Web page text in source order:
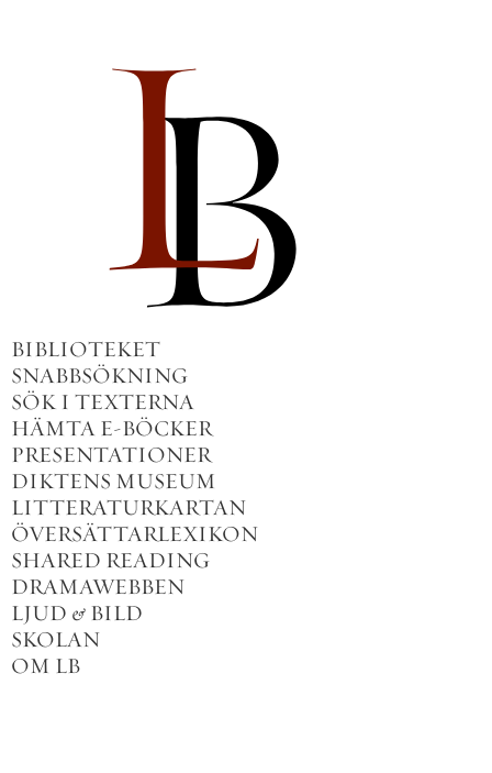
BIBLIOTEKET
SNABBSÖKNING
SÖK I TEXTERNA
HÄMTA E-BÖCKER
PRESENTATIONER
DIKTENS MUSEUM
LITTERATURKARTAN
ÖVERSÄTTARLEXIKON
SHARED READING
DRAMAWEBBEN
LJUD & BILD
SKOLAN
OM LB